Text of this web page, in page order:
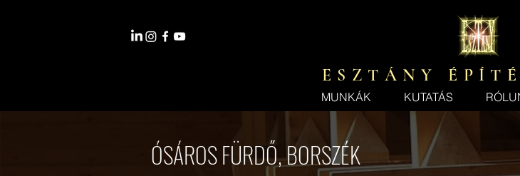
E S Z T Á N Y É P Í T
MUNKÁK KUTATÁS
ÓSÁROS FÜRDŐ, BORSZÉK